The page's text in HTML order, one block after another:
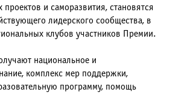
и саморазвития, становятся
лидерского сообщества, в
клубов участников Премии.
национальное и
комплекс мер поддержки,
программу, помощь